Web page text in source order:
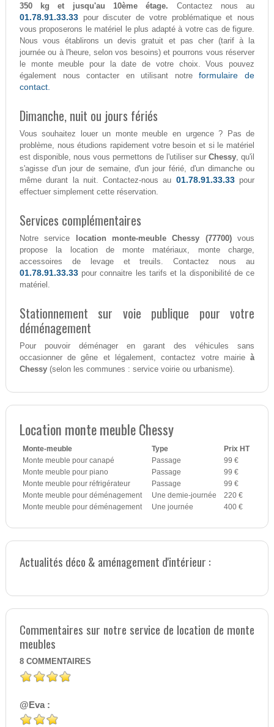
350 kg et jusqu'au 10ème étage. Contactez nous au
01.78.91.33.33pour discuter de votre problématique et nous
vous proposerons le matériel le plus adapté à votre cas de figure.
Nous vous établirons un devis gratuit et pas cher (tarif à la
journée ou à l'heure, selon vos besoins) et pourrons vous réserver
le monte meuble pour la date de votre choix. Vous pouvez
également nous contacter en utilisant notreformulaire de
contact.
Dimanche, nuit ou jours fériés
Vous souhaitez louer un monte meuble en urgence ? Pas de
problème, nous étudions rapidement votre besoin et si le matériel
est disponible, nous vous permettons de l'utiliser sur Chessy, qu'il
s'agisse d'un jour de semaine, d'un jour férié, d'un dimanche ou
même durant la nuit. Contactez-nous au 01.78.91.33.33 pour
effectuer simplement cette réservation.
Services complémentaires
Notre service location monte-meuble Chessy (77700)vous
propose la location de monte matériaux, monte charge,
accessoires de levage et treuils. Contactez nous au
01.78.91.33.33 pour connaitre les tarifs et la disponibilité de ce
matériel.
Stationnement sur voie publique pour votre
déménagement
Pour pouvoir déménager en garant des véhicules sans
occasionner de gêne et légalement, contactez votre mairieà
Chessy(selon les communes : service voirie ou urbanisme).
Location monte meuble Chessy
Monte-meuble Type
Prix HT
Monte meuble pour canapé
Passage
99 €
Monte meuble pour piano
Passage
99 €
Monte meuble pour réfrigérateur
Passage
99 €
Monte meuble pour déménagement
Une demie-journée
220 €
Monte meuble pour déménagement
Une journée 400 €
Actualités déco & aménagement d'intérieur :
Commentaires sur notre service de location de monte
meubles
8 COMMENTAIRES
@Eva :